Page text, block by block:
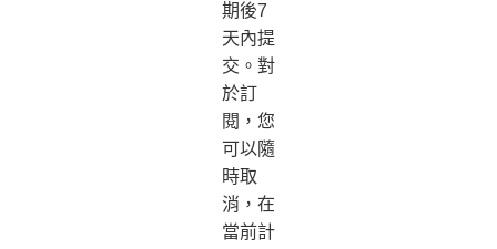
期後7
天內提
交。對
於訂
閱，您
可以隨
時取
消，在
當前計